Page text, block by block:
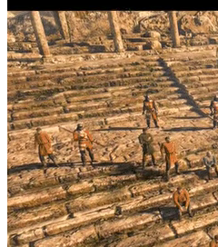
Arbeitsspeicher
8 GB RAM
16 GB RAM
GPU
GPU
NVIDIA GeForce GTX 750 Ti or
compatible
NVIDIA GeForce GTX 1060 or
compatible
Speicherplatz
Speicherplatz
25 GB available space
25 GB available space
Zusätzliche Hinweise
Digitale EditionDigitaler Download